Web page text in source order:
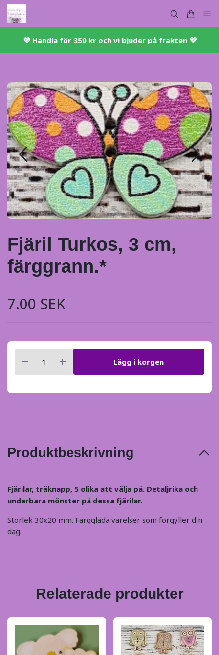
💜 ​Handla för 350 kr och vi bjuder på frakten 💜​
Fjäril Turkos, 3 cm,
färggrann.*
7.00 SEK
Lägg i korgen
Produktbeskrivning
Fjärilar, träknapp, 5 olika att välja på. Detaljrika och
underbara mönster på dessa fjärilar.
Storlek 30x20 mm. Färgglada varelser som förgyller din
dag.
Relaterade produkter